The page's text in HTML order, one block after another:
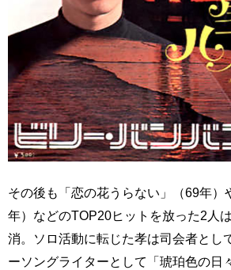
その後も「恋の花うらない」（69年）
年）などのTOP20ヒットを放った2人
消。ソロ活動に転じた孝は司会者とし
ーソングライターとして「琥珀色の日